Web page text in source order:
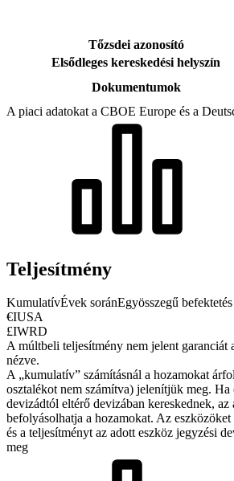
Tőzsdei azonosító
Elsődleges kereskedési helyszín
Dokumentumok
A piaci adatokat a CBOE Europe és a
Teljesítmény
KumulatívÉvek soránEgyösszegű befektetés
€IUSA
£IWRD
A múltbeli teljesítmény nem jelent garanciát
nézve.
A „kumulatív” számításnál a hozamokat
osztalékot nem számítva) jelenítjük meg. Ha
devizádtól eltérő devizában kereskednek,
befolyásolhatja a hozamokat. Az eszközöket
és a teljesítményt az adott eszköz jegyzési
meg